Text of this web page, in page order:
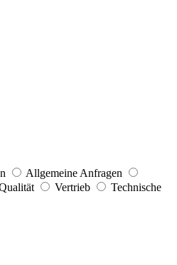
Allgemeine Anfragen
Vertrieb
Technische